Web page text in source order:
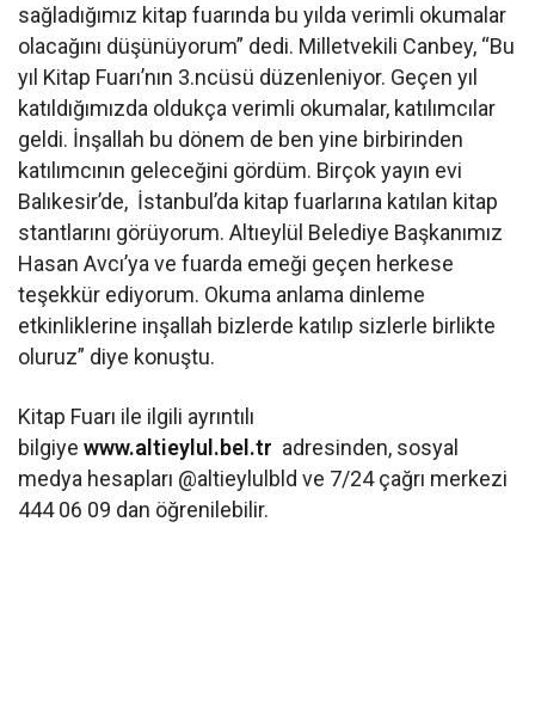
sağladığımız kitap fuarında bu yılda verimli okumalar
olacağını düşünüyorum” dedi. Milletvekili Canbey, “Bu
yıl Kitap Fuarı’nın 3.ncüsü düzenleniyor. Geçen yıl
katıldığımızda oldukça verimli okumalar, katılımcılar
geldi. İnşallah bu dönem de ben yine birbirinden
katılımcının geleceğini gördüm. Birçok yayın evi
Balıkesir’de, İstanbul’da kitap fuarlarına katılan kitap
stantlarını görüyorum. Altıeylül Belediye Başkanımız
Hasan Avcı’ya ve fuarda emeği geçen herkese
teşekkür ediyorum. Okuma anlama dinleme
etkinliklerine inşallah bizlerde katılıp sizlerle birlikte
oluruz” diye konuştu.
Kitap Fuarı ile ilgili ayrıntılı
bilgiyewww.altieylul.bel.tr adresinden, sosyal
medya hesapları @altieylulbld ve 7/24 çağrı merkezi
444 06 09 dan öğrenilebilir.